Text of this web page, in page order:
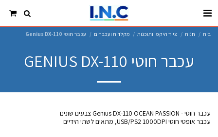
בית חנות ציוד היקפי ותוכנות מקלדות ועכברים עכבר חוטי Genius DX-110
עכבר חוטי GENIUS DX-110
עכבר אופטי חוטי USB/PS2 1000DPI, מתאים לשתי הידיים